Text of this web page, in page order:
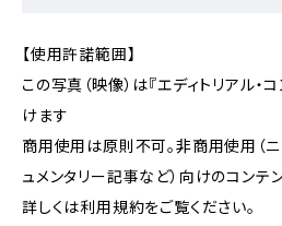
【使用許諾範囲】
この写真（映像）は『エディトリアル・
けます
商用使用は原則不可。非商用使用（
ュメンタリー記事など）向けのコンテン
詳しくは利用規約をご覧ください。